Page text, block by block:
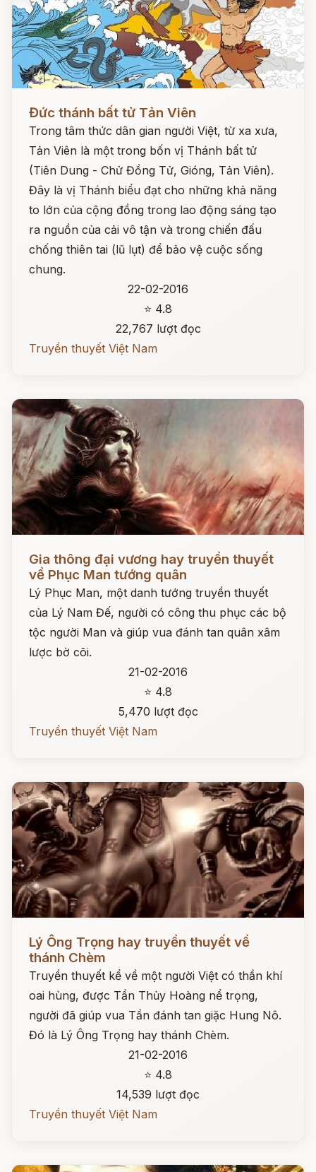
Đức thánh bất tử Tản Viên
Trong tâm thức dân gian người Việt, từ xa xưa,
Tản Viên là một trong bốn vị Thánh bất tử
(Tiên Dung - Chử Đồng Tử, Gióng, Tản Viên).
Đây là vị Thánh biểu đạt cho những khả năng
to lớn của cộng đồng trong lao động sáng tạo
ra nguồn của cải vô tận và trong chiến đấu
chống thiên tai (lũ lụt) để bảo vệ cuộc sống
chung.
22-02-2016
⭐ 4.8
22,767 lượt đọc
Truyền thuyết Việt Nam
Gia thông đại vương hay truyền thuyết
về Phục Man tướng quân
Lý Phục Man, một danh tướng truyền thuyết
của Lý Nam Đế, người có công thu phục các bộ
tộc người Man và giúp vua đánh tan quân xâm
lược bờ cõi.
21-02-2016
⭐ 4.8
5,470 lượt đọc
Truyền thuyết Việt Nam
Đọc ngay
Lý Ông Trọng hay truyền thuyết về
thánh Chèm
Truyền thuyết kể về một người Việt có thần khí
oai hùng, được Tần Thủy Hoàng nể trọng,
người đã giúp vua Tần đánh tan giặc Hung Nô.
Đó là Lý Ông Trọng hay thánh Chèm.
21-02-2016
⭐ 4.8
14,539 lượt đọc
Truyền thuyết Việt Nam